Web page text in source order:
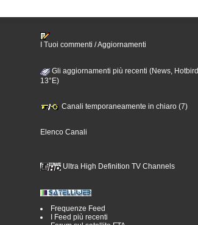
I Tuoi commenti / Aggiornamenti
Gli aggiornamenti più recenti (News, Hotbird
13°E)
Canali temporaneamente in chiaro (7)
Elenco Canali
Ultra High Definition TV Channels
Frequenze Feed
I Feed più recenti